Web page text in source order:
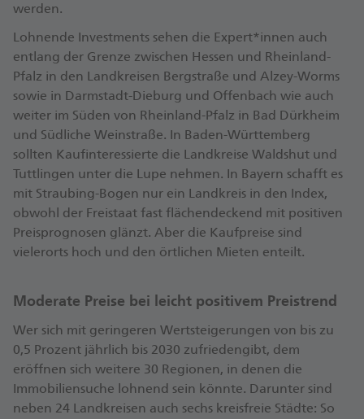
werden.
Lohnende Invest­ments sehen die Expert*innen auch
entlang der Grenze zwischen Hessen und Rheinland-
Pfalz in den Land­kreisen Bergstraße und Alzey-Worms
sowie in Darmstadt-Dieburg und Offenbach wie auch
weiter im Süden von Rheinland-Pfalz in Bad Dürkheim
und Südliche Weinstraße. In Baden-Württemberg
sollten Kauf­interessierte die Landkreise Waldshut und
Tuttlingen unter die Lupe nehmen. In Bayern schafft es
mit Straubing-Bogen nur ein Landkreis in den Index,
obwohl der Freistaat fast flächen­deckend mit positiven
Preis­prognosen glänzt. Aber die Kauf­preise sind
vielerorts hoch und den örtlichen Mieten enteilt.
Moderate Preise bei leicht positivem Preistrend
Wer sich mit geringeren Wert­steigerungen von bis zu
0,5 Prozent jährlich bis 2030 zufriedengibt, dem
eröffnen sich weitere 30 Regionen, in denen die
Immobilien­suche lohnend sein könnte. Darunter sind
neben 24 Landkreisen auch sechs kreisfreie Städte: So